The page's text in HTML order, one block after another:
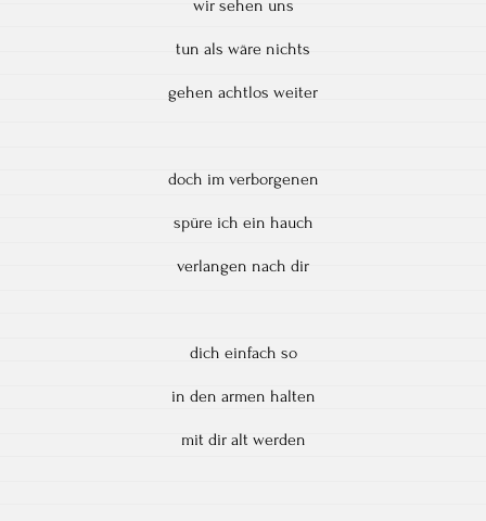
wir sehen uns
tun als wäre nichts
gehen achtlos weiter
doch im verborgenen
spüre ich ein hauch
verlangen nach dir
dich einfach so
in den armen halten
mit dir alt werden